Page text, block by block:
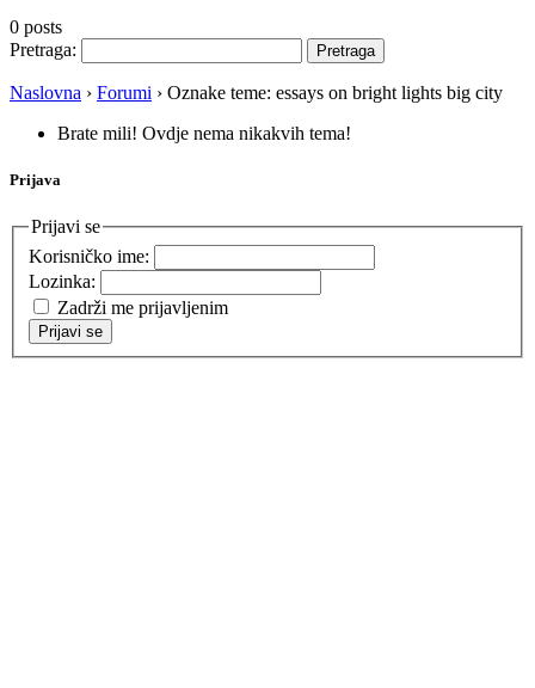
0 posts
Pretraga:
Naslovna › Forumi › Oznake teme: essays on bright lights big city
Brate mili! Ovdje nema nikakvih tema!
Prijava
Prijavi se
Korisničko ime:
Lozinka:
Zadrži me prijavljenim
Prijavi se